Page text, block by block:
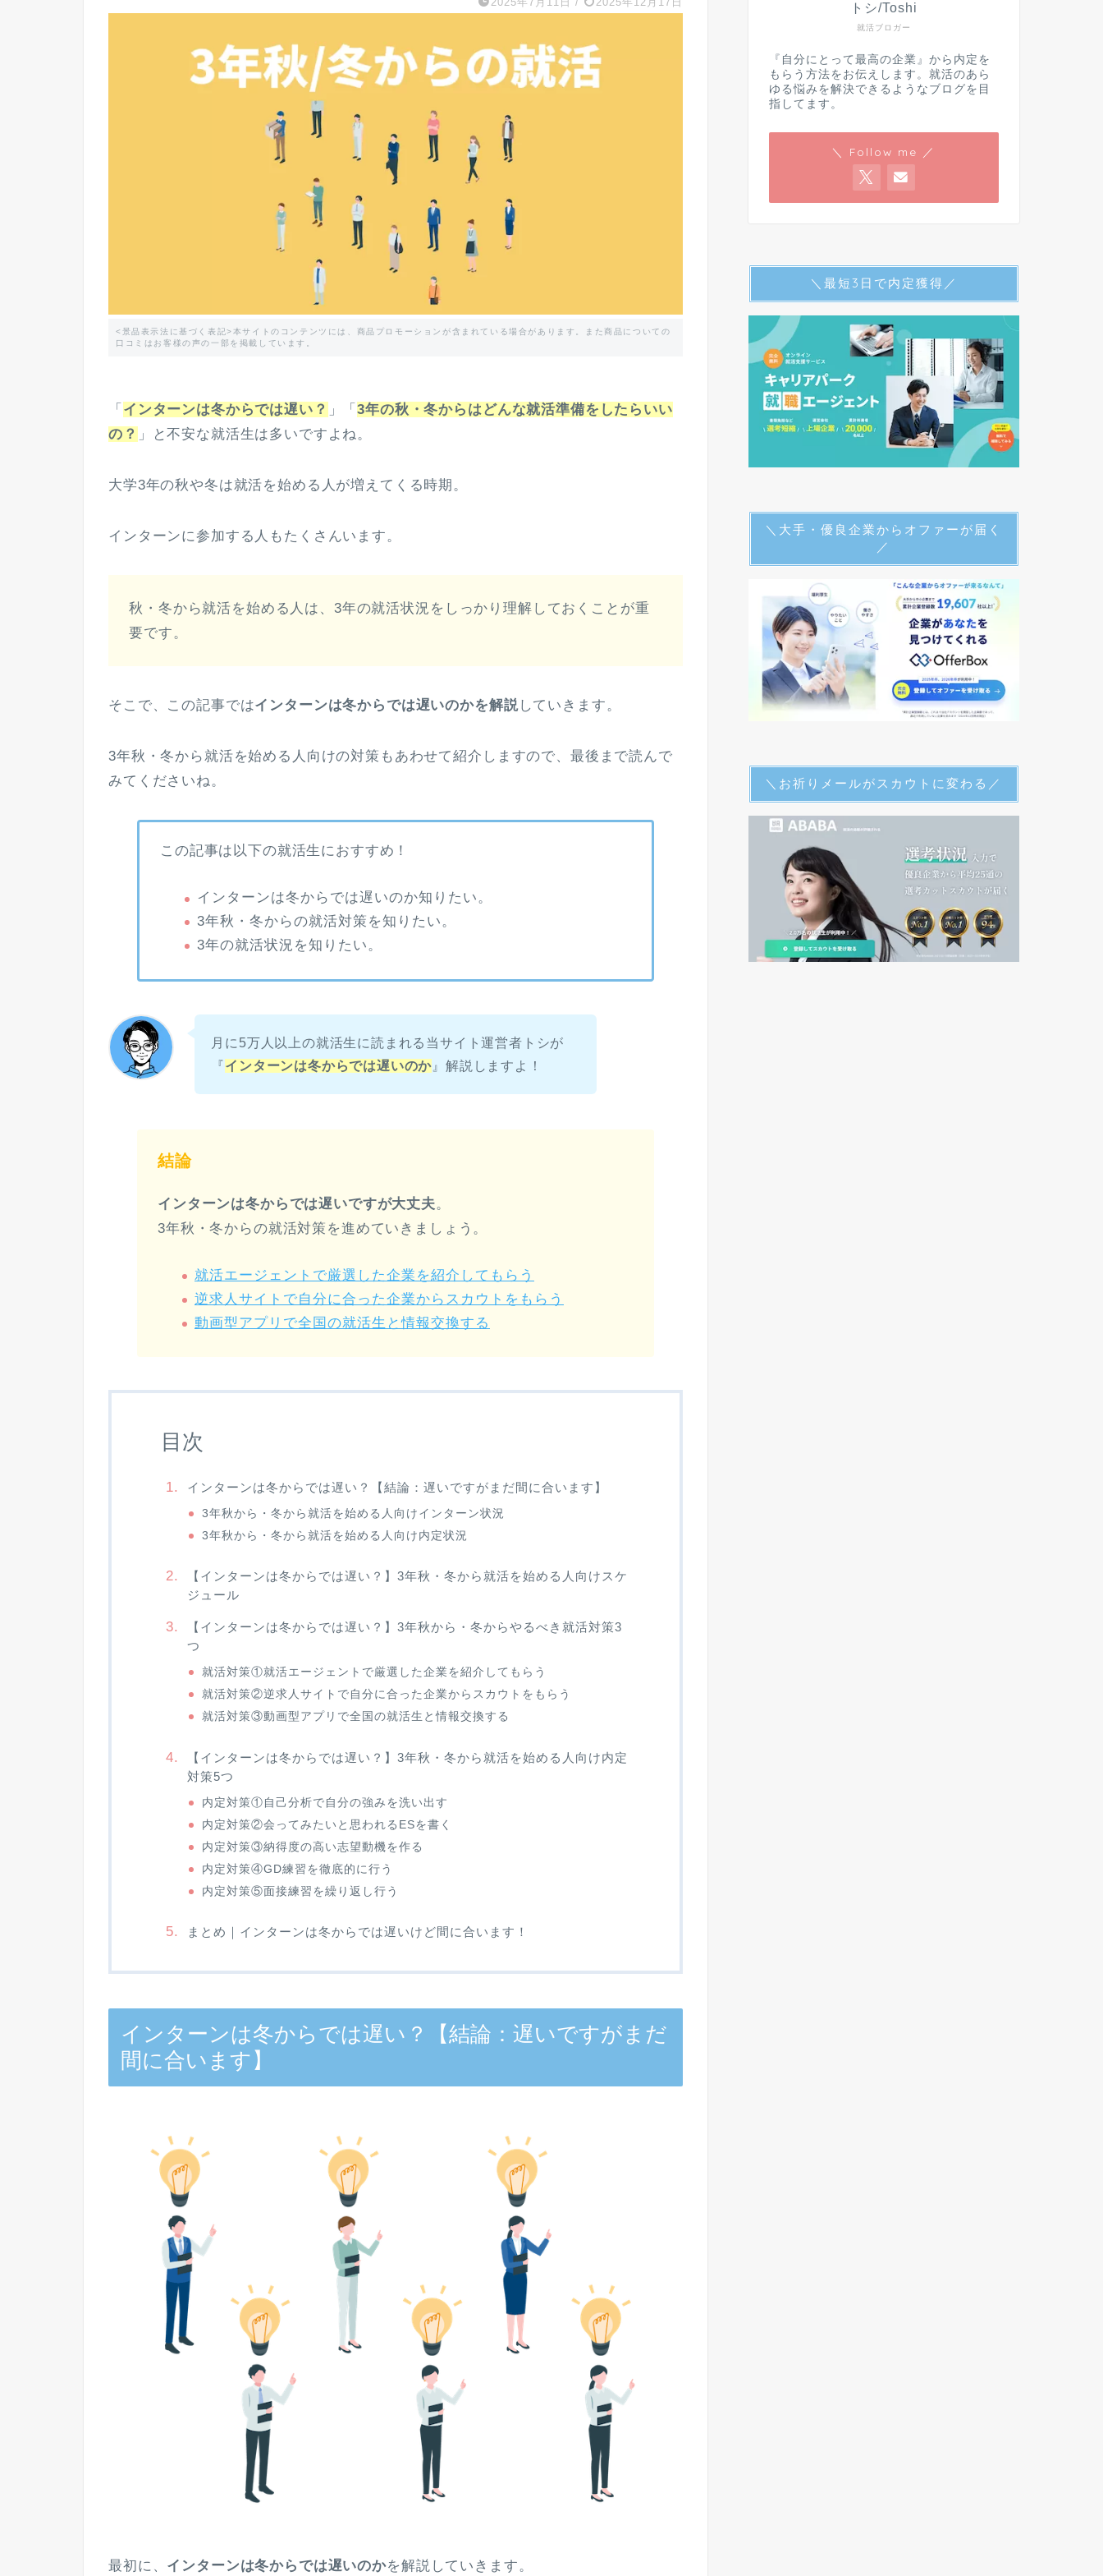
<景品表示法に基づく表記>本サイトのコンテンツには、商品プロモーションが含まれている場合があります。また商品についての
口コミはお客様の声の一部を掲載しています。
「 インターンは冬からでは遅い？ 」「3年の秋・冬からはどんな就活準備をしたらいい
の？ 」と不安な就活生は多いですよね。
大学3年の秋や冬は就活を始める人が増えてくる時期。
インターンに参加する人もたくさんいます。
秋・冬から就活を始める人は、3年の就活状況をしっかり理解しておくことが重
要です。
そこで、この記事ではインターンは冬からでは遅いのかを解説していきます。
3年秋・冬から就活を始める人向けの対策もあわせて紹介しますので、最後まで読んで
みてくださいね。
この記事は以下の就活生におすすめ！
インターンは冬からでは遅いのか知りたい。
3年秋・冬からの就活対策を知りたい。
3年の就活状況を知りたい。
月に5万人以上の就活生に読まれる当サイト運営者トシが
『 インターンは冬からでは遅いのか 』解説しますよ！
結論
インターンは冬からでは遅いですが大丈夫。
3年秋・冬からの就活対策を進めていきましょう。
就活エージェントで厳選した企業を紹介してもらう
逆求人サイトで自分に合った企業からスカウトをもらう
動画型アプリで全国の就活生と情報交換する
目次
インターンは冬からでは遅い？【結論：遅いですがまだ間に合います】
3年秋から・冬から就活を始める人向けインターン状況
3年秋から・冬から就活を始める人向け内定状況
【インターンは冬からでは遅い？】3年秋・冬から就活を始める人向けスケ
ジュール
【インターンは冬からでは遅い？】3年秋から・冬からやるべき就活対策3
つ
就活対策①就活エージェントで厳選した企業を紹介してもらう
就活対策②逆求人サイトで自分に合った企業からスカウトをもらう
就活対策③動画型アプリで全国の就活生と情報交換する
【インターンは冬からでは遅い？】3年秋・冬から就活を始める人向け内定
対策5つ
内定対策①自己分析で自分の強みを洗い出す
内定対策②会ってみたいと思われるESを書く
内定対策③納得度の高い志望動機を作る
内定対策④GD練習を徹底的に行う
内定対策⑤面接練習を繰り返し行う
まとめ｜インターンは冬からでは遅いけど間に合います！
インターンは冬からでは遅い？【結論：遅いですがまだ
間に合います】
最初に、 インターンは冬からでは遅いのかを解説していきます。
就活ブロガー
トシ/Toshi
『自分にとって最高の企業』から内定を
もらう方法をお伝えします。就活のあら
ゆる悩みを解決できるようなブログを目
指してます。
＼ Follow me ／
＼最短3日で内定獲得／
＼大手・優良企業からオファーが届く
／
＼お祈りメールがスカウトに変わる／